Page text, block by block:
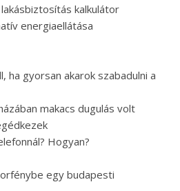
kalkulátor
energiaellátása
ha gyorsan akarok szabadulni a
makacs dugulás volt
Hogyan?
egy budapesti